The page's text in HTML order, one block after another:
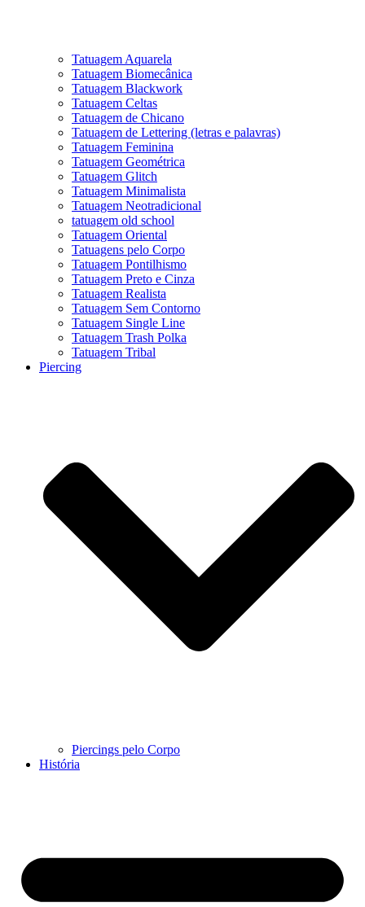
Tatuagem Aquarela
Tatuagem Biomecânica
Tatuagem Blackwork
Tatuagem Celtas
Tatuagem de Chicano
Tatuagem de Lettering (letras e palavras)
Tatuagem Feminina
Tatuagem Geométrica
Tatuagem Glitch
Tatuagem Minimalista
Tatuagem Neotradicional
tatuagem old school
Tatuagem Oriental
Tatuagens pelo Corpo
Tatuagem Pontilhismo
Tatuagem Preto e Cinza
Tatuagem Realista
Tatuagem Sem Contorno
Tatuagem Single Line
Tatuagem Trash Polka
Tatuagem Tribal
Piercing
Piercings pelo Corpo
História